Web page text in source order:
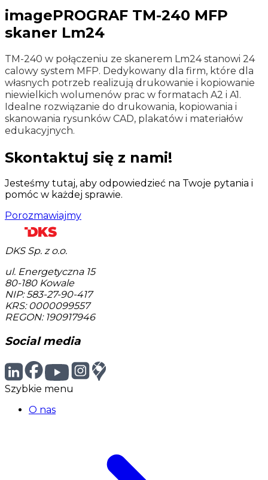
imagePROGRAF TM-240 MFP
skaner Lm24
TM-240 w połączeniu ze skanerem Lm24 stanowi 24
calowy system MFP. Dedykowany dla firm, które dla
własnych potrzeb realizują drukowanie i kopiowanie
niewielkich wolumenów prac w formatach A2 i A1.
Idealne rozwiązanie do drukowania, kopiowania i
skanowania rysunków CAD, plakatów i materiałów
edukacyjnych.
Skontaktuj się z nami!
Jesteśmy tutaj, aby odpowiedzieć na Twoje pytania i
pomóc w każdej sprawie.
Porozmawiajmy
DKS Sp. z o.o.
ul. Energetyczna 15
80-180 Kowale
NIP: 583-27-90-417
KRS: 0000099557
REGON: 190917946
Social media
Szybkie menu
O nas